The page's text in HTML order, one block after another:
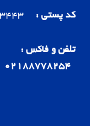
کد پستی :
تلفن و فاکس :
02188778254